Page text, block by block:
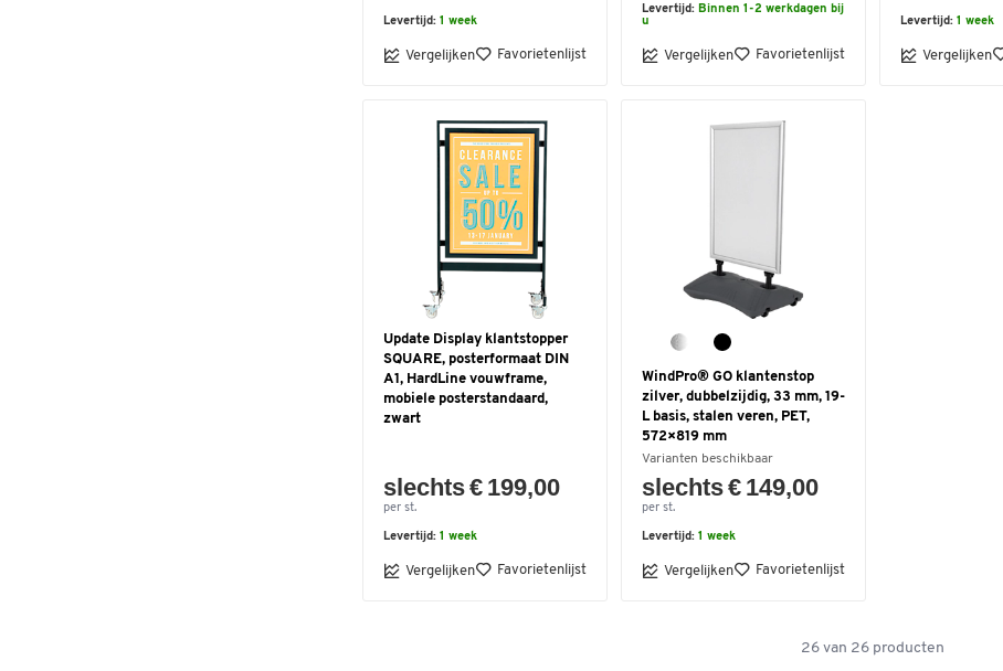
Levertijd: 1 week
Vergelijken Favorietenlijst
Levertijd: Binnen 1-2 werkdagen bij
u
Vergelijken Favorietenlijst
Levertijd: 1 week
Vergelijken
Update Display klantstopper
SQUARE, posterformaat DIN
A1, HardLine vouwframe,
mobiele posterstandaard,
zwart
slechts € 199,00
per st.
Levertijd: 1 week
Vergelijken Favorietenlijst
WindPro® GO klantenstop
zilver, dubbelzijdig, 33 mm, 19-
L basis, stalen veren, PET,
572×819 mm
Varianten beschikbaar
slechts € 149,00
per st.
Levertijd: 1 week
Vergelijken Favorietenlijst
26 van 26 producten